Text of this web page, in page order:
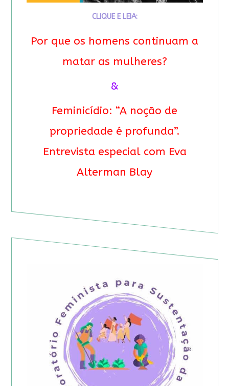
CLIQUE E LEIA:
Por que os homens continuam a
matar as mulheres?
&
Feminicídio: “A noção de
propriedade é profunda”.
Entrevista especial com Eva
Alterman Blay